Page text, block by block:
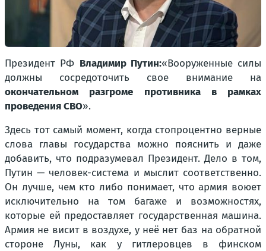
Президент РФ Владимир Путин:«Вооруженные силы
должны сосредоточить свое внимание на
окончательном разгроме противника в рамках
проведения СВО».
Здесь тот самый момент, когда стопроцентно верные
слова главы государства можно пояснить и даже
добавить, что подразумевал Президент. Дело в том,
Путин — человек-система и мыслит соответственно.
Он лучше, чем кто либо понимает, что армия воюет
исключительно на том багаже и возможностях,
которые ей предоставляет государственная машина.
Армия не висит в воздухе, у неё нет баз на обратной
стороне Луны, как у гитлеровцев в финском